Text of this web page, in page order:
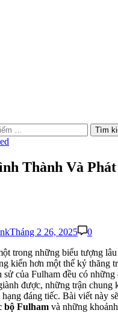
Thành Và
Tháng 2 26, 2025
0
trong những biểu tượng
kiến hơn một thế kỷ thăng
của Fulham đều có những
được, những trận chung
đáng tiếc. Bài viết này
bộ Fulham và những